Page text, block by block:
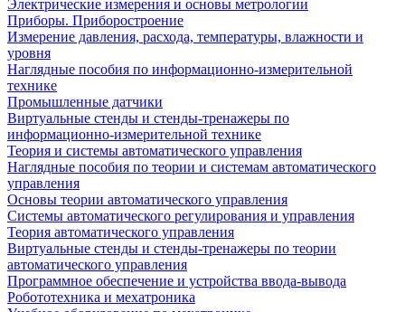
Электрические измерения и основы метрологии
Приборы. Приборостроение
Измерение давления, расхода, температуры, влажности и
уровня
Наглядные пособия по информационно-измерительной
технике
Промышленные датчики
Виртуальные стенды и стенды-тренажеры по
информационно-измерительной технике
Теория и системы автоматического управления
Наглядные пособия по теории и системам автоматического
управления
Основы теории автоматического управления
Системы автоматического регулирования и управления
Теория автоматического управления
Виртуальные стенды и стенды-тренажеры по теории
автоматического управления
Программное обеспечение и устройства ввода-вывода
Робототехника и мехатроника